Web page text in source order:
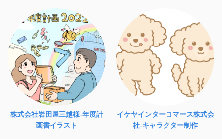
株式会社岩田屋三越様-年度計
画書イラスト
イケヤインターコマース株式会
社-キャラクター制作